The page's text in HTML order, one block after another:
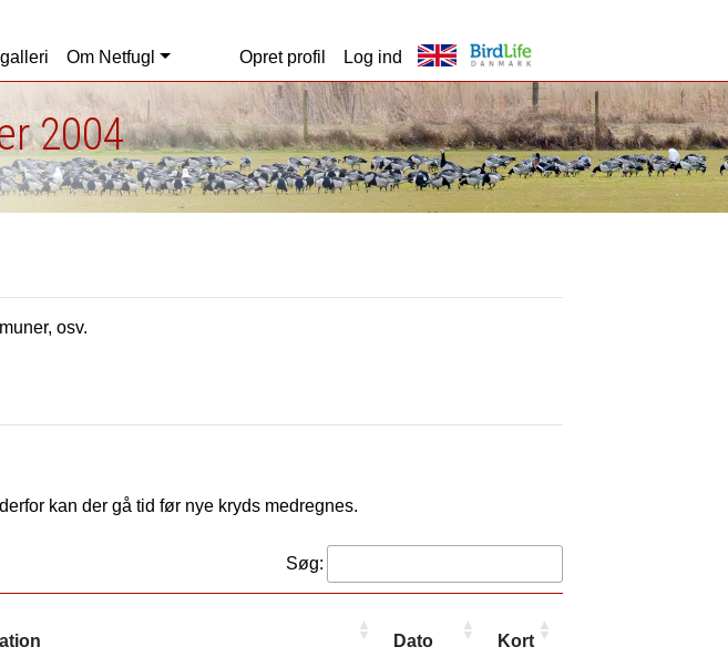
Om Netfugl Opret profil Log ind
2004
osv.
kan der gå tid før nye kryds medregnes.
Søg:
Dato Kort